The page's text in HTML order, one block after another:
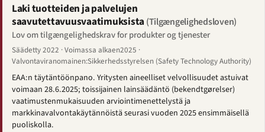
Laki tuotteiden ja palvelujen
saavutettavuusvaatimuksista (Tilgængelighedsloven)
Lov om tilgængelighedskrav for produkter og tjenester
Säädetty 2022 · Voimassa alkaen2025 ·
Valvontaviranomainen:Sikkerhedsstyrelsen (Safety Technology Authority)
EAA:n täytäntöönpano. Yritysten aineelliset velvollisuudet astuivat
voimaan 28.6.2025; toissijainen lainsäädäntö (bekendtgørelser)
vaatimustenmukaisuuden arviointimenettelystä ja
markkinavalvontakäytännöistä seurasi vuoden 2025 ensimmäisellä
puoliskolla.